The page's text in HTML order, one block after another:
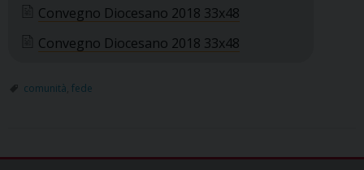
Convegno Diocesano 2018 33x48
Convegno Diocesano 2018 33x48
comunità fede